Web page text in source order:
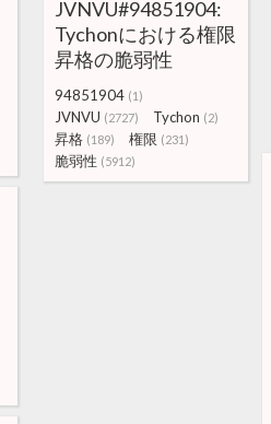
JVNVU#94851904:
Tychonにおける権限
昇格の脆弱性
94851904 (1)
JVNVU (2727) Tychon (2)
昇格 (189) 権限 (231)
脆弱性 (5912)